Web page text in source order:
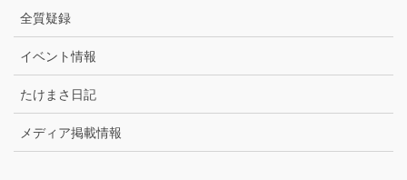
全質疑録
イベント情報
たけまさ日記
メディア掲載情報